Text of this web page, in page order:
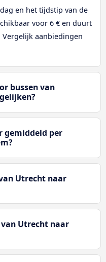
en het tijdstip van de
voor 6 € en duurt
aanbiedingen
bussen van
gemiddeld per
Utrecht naar
Utrecht naar